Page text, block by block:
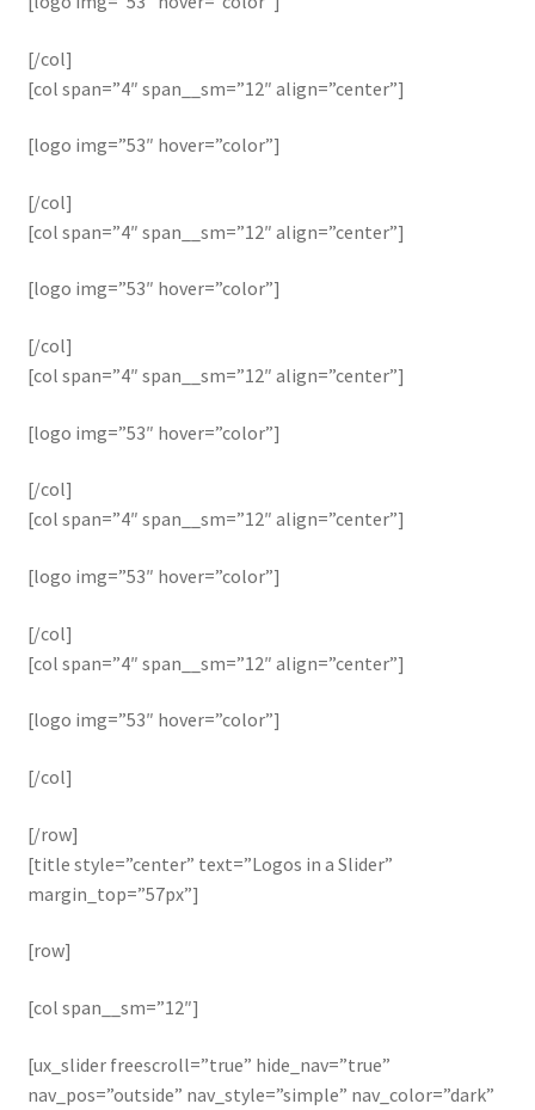
[/col]
[col span=”4″ span__sm=”12″ align=”center”]
[logo img=”53″ hover=”color”]
[/col]
[col span=”4″ span__sm=”12″ align=”center”]
[logo img=”53″ hover=”color”]
[/col]
[col span=”4″ span__sm=”12″ align=”center”]
[logo img=”53″ hover=”color”]
[/col]
[col span=”4″ span__sm=”12″ align=”center”]
[logo img=”53″ hover=”color”]
[/col]
[col span=”4″ span__sm=”12″ align=”center”]
[logo img=”53″ hover=”color”]
[/col]
[/row]
[title style=”center” text=”Logos in a Slider”
margin_top=”57px”]
[row]
[col span__sm=”12″]
[ux_slider freescroll=”true” hide_nav=”true”
nav_pos=”outside” nav_style=”simple” nav_color=”dark”